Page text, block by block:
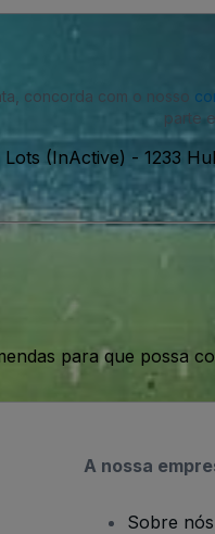
concorda com o nosso
parte
(InActive) - 1233
para que possa
A nossa
Sobre nós